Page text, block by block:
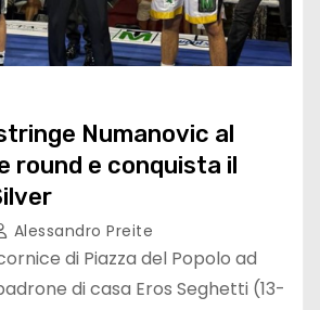
Numanovic al
round e conquista il
Alessandro Preite
di Piazza del Popolo ad
di casa Eros Seghetti (13-